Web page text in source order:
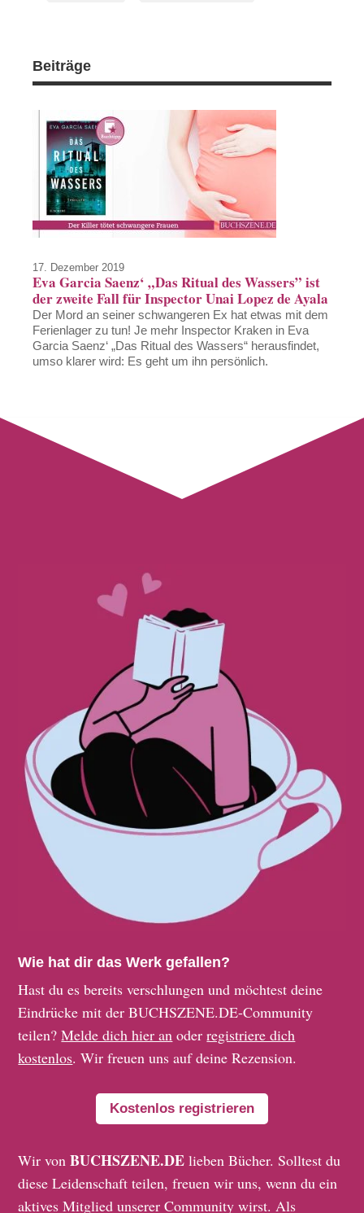
Beiträge
17. Dezember 2019
Eva Garcia Saenz‘ „Das Ritual des Wassers” ist
der zweite Fall für Inspector Unai Lopez de Ayala
Der Mord an seiner schwangeren Ex hat etwas mit dem
Ferienlager zu tun! Je mehr Inspector Kraken in Eva
Garcia Saenz‘ „Das Ritual des Wassers“ herausfindet,
umso klarer wird: Es geht um ihn persönlich.
Wie hat dir das Werk gefallen?
Hast du es bereits verschlungen und möchtest deine
Eindrücke mit der BUCHSZENE.DE-Community
teilen?Melde dich hier an oderregistriere dich
kostenlos. Wir freuen uns auf deine Rezension.
Kostenlos registrieren
Wir vonBUCHSZENE.DE lieben Bücher. Solltest du
diese Leidenschaft teilen, freuen wir uns, wenn du ein
aktives Mitglied unserer Community wirst. Als